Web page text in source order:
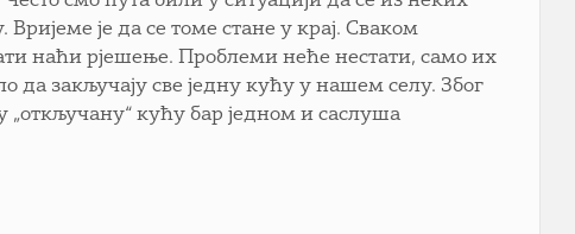
је да се томе стане у крај. Сваком
наћи рјешење. Проблеми неће нестати, само их
да закључају све једну кућу у нашем селу. Због
„откључану“ кућу бар једном и саслуша